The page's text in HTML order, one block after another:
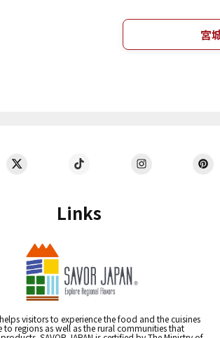
宮
Links
helps visitors to experience the food and the cuisines
to regions as well as the rural communities that